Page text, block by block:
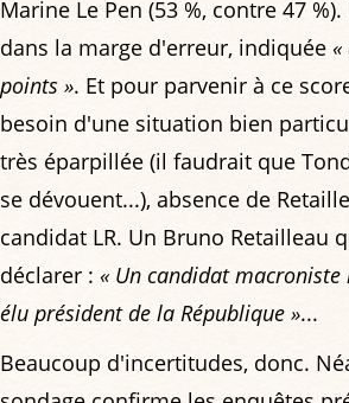
Marine Le Pen (53 %, contre 47
dans la marge d'erreur, indiquée «
points ». Et pour parvenir à ce
besoin d'une situation bien
très éparpillée (il faudrait que
se dévouent...), absence de
candidat LR. Un Bruno Retailleau
déclarer : « Un candidat
élu président de la République »...
Beaucoup d'incertitudes, donc.